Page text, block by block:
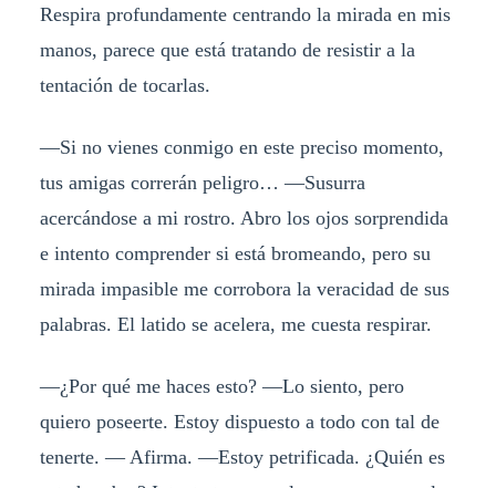
Respira profundamente centrando la mirada en mis
manos, parece que está tratando de resistir a la
tentación de tocarlas.
—Si no vienes conmigo en este preciso momento,
tus amigas correrán peligro… —Susurra
acercándose a mi rostro. Abro los ojos sorprendida
e intento comprender si está bromeando, pero su
mirada impasible me corrobora la veracidad de sus
palabras. El latido se acelera, me cuesta respirar.
—¿Por qué me haces esto? —Lo siento, pero
quiero poseerte. Estoy dispuesto a todo con tal de
tenerte. — Afirma. —Estoy petrificada. ¿Quién es